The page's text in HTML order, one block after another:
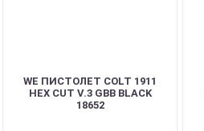
WE ПИСТОЛЕТ COLT 1911
HEX CUT V.3 GBB BLACK
18652